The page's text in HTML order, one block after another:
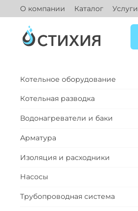
О компании Каталог Услуги
Котельное оборудование
Котельная разводка
Водонагреватели и баки
Арматура
Изоляция и расходники
Насосы
Трубопроводная система